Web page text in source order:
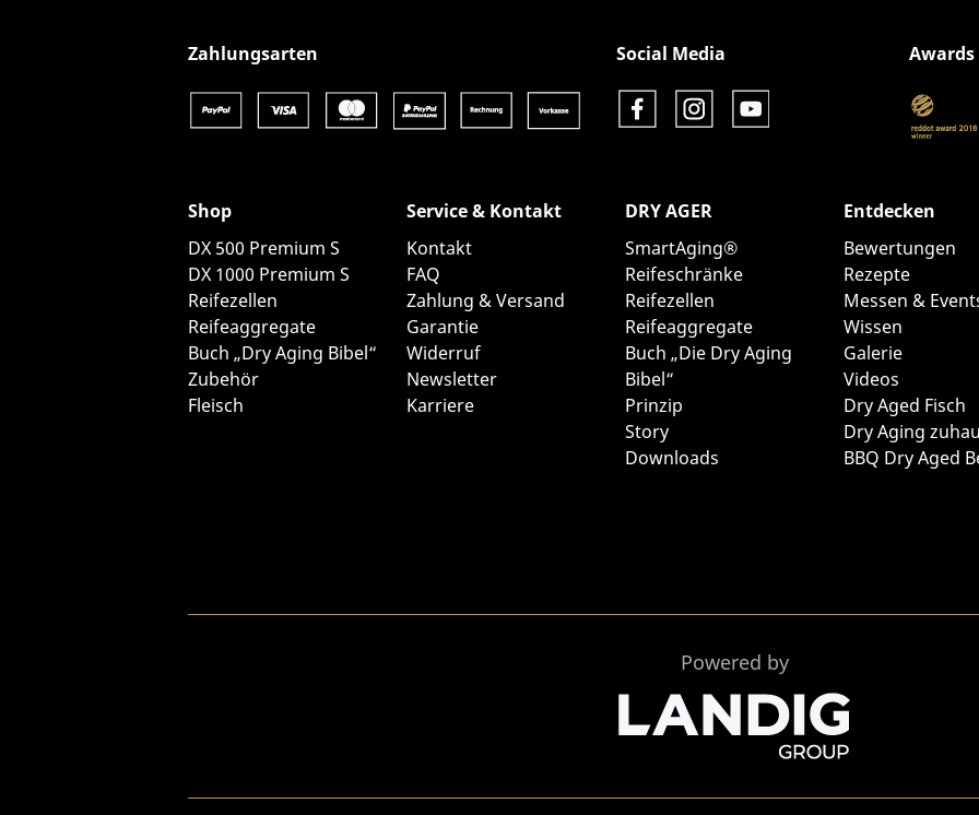
Zahlungsarten Social Media Awards
Shop
DX 500 Premium S
DX 1000 Premium S
Reifezellen
Reifeaggregate
Buch „Dry Aging Bibel“
Zubehör
Fleisch
Service & Kontakt
Kontakt
FAQ
Zahlung & Versand
Garantie
Widerruf
Newsletter
Karriere
DRY AGER
SmartAging®
Reifeschränke
Reifezellen
Reifeaggregate
Buch „Die Dry Aging
Bibel“
Prinzip
Story
Downloads
Entdecken
Bewertungen
Rezepte
Messen &
Wissen
Galerie
Videos
Dry Aged Fisch
Dry Aging
BBQ Dry Aged
Powered by